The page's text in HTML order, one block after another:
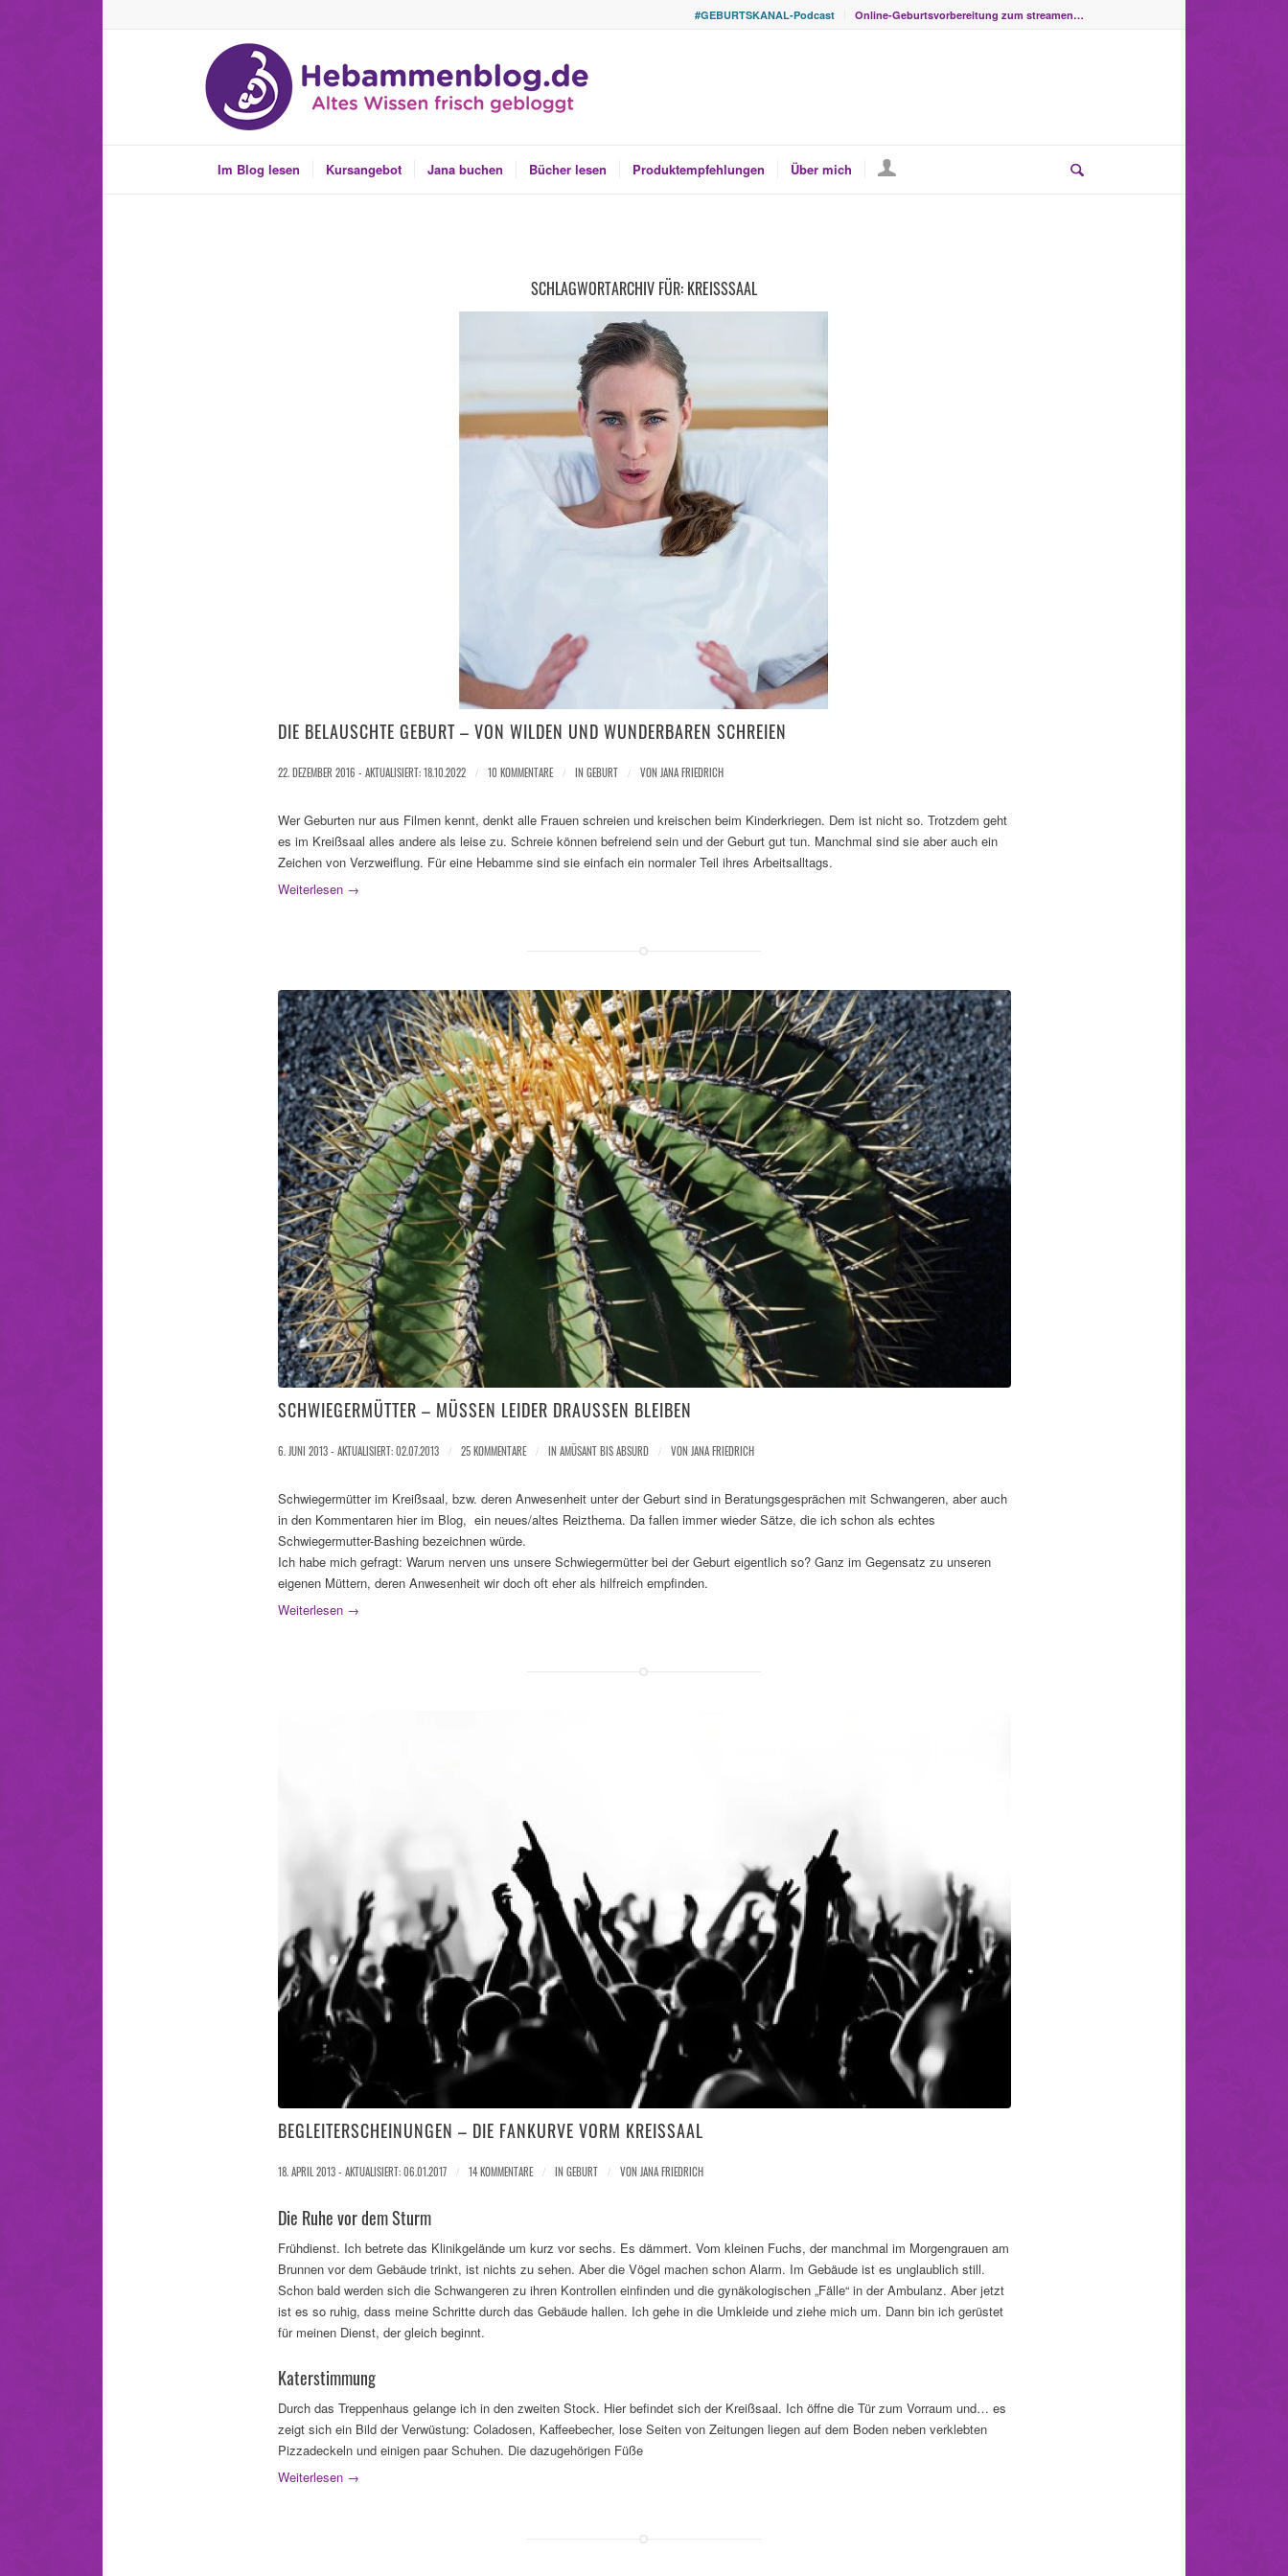
#GEBURTSKANAL-Podcast Online-Geburtsvorbereitung zum streamen…
Im Blog lesen Kursangebot Jana buchen Bücher lesen Produktempfehlungen Über mich
SCHLAGWORTARCHIV FÜR: KREISSSAAL
DIE BELAUSCHTE GEBURT – VON WILDEN UND WUNDERBAREN SCHREIEN
22. DEZEMBER 2016 - AKTUALISIERT: 18.10.2022 / 10 KOMMENTARE / IN GEBURT / VON JANA FRIEDRICH
Wer Geburten nur aus Filmen kennt, denkt alle Frauen schreien und kreischen beim Kinderkriegen. Dem ist nicht so. Trotzdem geht
es im Kreißsaal alles andere als leise zu. Schreie können befreiend sein und der Geburt gut tun. Manchmal sind sie aber auch ein
Zeichen von Verzweiflung. Für eine Hebamme sind sie einfach ein normaler Teil ihres Arbeitsalltags.
Weiterlesen→
SCHWIEGERMÜTTER – MÜSSEN LEIDER DRAUSSEN BLEIBEN
6. JUNI 2013 - AKTUALISIERT: 02.07.2013 / 25 KOMMENTARE / IN AMÜSANT BIS ABSURD / VON JANA FRIEDRICH
Schwiegermütter im Kreißsaal, bzw. deren Anwesenheit unter der Geburt sind in Beratungsgesprächen mit Schwangeren, aber auch
in den Kommentaren hier im Blog, ein neues/altes Reizthema. Da fallen immer wieder Sätze, die ich schon als echtes
Schwiegermutter-Bashing bezeichnen würde.
Ich habe mich gefragt: Warum nerven uns unsere Schwiegermütter bei der Geburt eigentlich so? Ganz im Gegensatz zu unseren
eigenen Müttern, deren Anwesenheit wir doch oft eher als hilfreich empfinden.
Weiterlesen→
BEGLEITERSCHEINUNGEN – DIE FANKURVE VORM KREISSAAL
18. APRIL 2013 - AKTUALISIERT: 06.01.2017 / 14 KOMMENTARE / IN GEBURT / VON JANA FRIEDRICH
Die Ruhe vor dem Sturm
Frühdienst. Ich betrete das Klinikgelände um kurz vor sechs. Es dämmert. Vom kleinen Fuchs, der manchmal im Morgengrauen am
Brunnen vor dem Gebäude trinkt, ist nichts zu sehen. Aber die Vögel machen schon Alarm. Im Gebäude ist es unglaublich still.
Schon bald werden sich die Schwangeren zu ihren Kontrollen einfinden und die gynäkologischen „Fälle“ in der Ambulanz. Aber jetzt
ist es so ruhig, dass meine Schritte durch das Gebäude hallen. Ich gehe in die Umkleide und ziehe mich um. Dann bin ich gerüstet
für meinen Dienst, der gleich beginnt.
Katerstimmung
Durch das Treppenhaus gelange ich in den zweiten Stock. Hier befindet sich der Kreißsaal. Ich öffne die Tür zum Vorraum und… es
zeigt sich ein Bild der Verwüstung: Coladosen, Kaffeebecher, lose Seiten von Zeitungen liegen auf dem Boden neben verklebten
Pizzadeckeln und einigen paar Schuhen. Die dazugehörigen Füße
Weiterlesen→